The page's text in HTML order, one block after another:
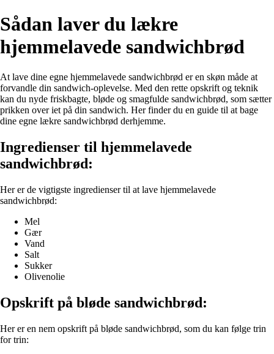
Sådan laver du lækre
hjemmelavede sandwichbrød
At lave dine egne hjemmelavede sandwichbrød er en skøn måde at
forvandle din sandwich-oplevelse. Med den rette opskrift og teknik
kan du nyde friskbagte, bløde og smagfulde sandwichbrød, som sætter
prikken over iet på din sandwich. Her finder du en guide til at bage
dine egne lækre sandwichbrød derhjemme.
Ingredienser til hjemmelavede
sandwichbrød:
Her er de vigtigste ingredienser til at lave hjemmelavede
sandwichbrød:
Mel
Gær
Vand
Salt
Sukker
Olivenolie
Opskrift på bløde sandwichbrød:
Her er en nem opskrift på bløde sandwichbrød, som du kan følge trin
for trin: